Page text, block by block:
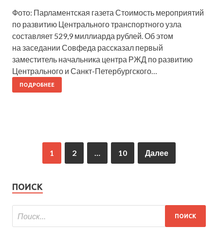
Фото: Парламентская газета Стоимость мероприятий
по развитию Центрального транспортного узла
составляет 529,9 миллиарда рублей. Об этом
на заседании Совфеда рассказал первый
заместитель начальника центра РЖД по развитию
Центрального и Санкт-Петербургского…
ПОДРОБНЕЕ
1 2 … 10 Далее
ПОИСК